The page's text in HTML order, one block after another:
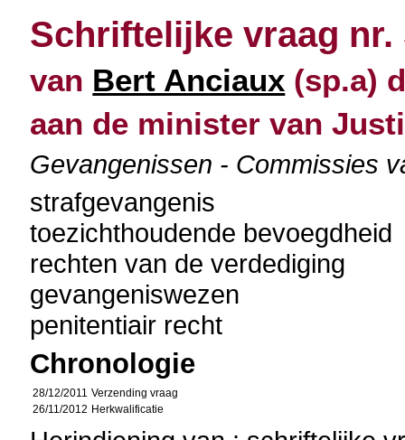
Schriftelijke vraag nr.
van Bert Anciaux (sp.a)
aan de minister van
Gevangenissen - Commissies
strafgevangenis
toezichthoudende bevoegdheid
rechten van de verdediging
gevangeniswezen
penitentiair recht
Chronologie
28/12/2011 Verzending vraag
26/11/2012 Herkwalificatie